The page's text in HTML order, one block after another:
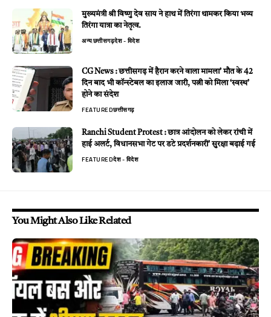
मुख्यमंत्री श्री विष्णु देव साय ने हाथ में तिरंगा थामकर किया भव्य
तिरंगा यात्रा का नेतृत्व.
अन्यछत्तीसगढ़देश - विदेश
CG News : छत्तीसगढ़ में हैरान करने वाला मामला’ मौत के 42
दिन बाद भी कॉन्स्टेबल का इलाज जारी, पत्नी को मिला ‘स्वस्थ’
होने का संदेश
FEATUREDछत्तीसगढ़
Ranchi Student Protest : छात्र आंदोलन को लेकर रांची में
हाई अलर्ट, विधानसभा गेट पर डटे प्रदर्शनकारी’ सुरक्षा बढ़ाई गई
FEATUREDदेश - विदेश
You Might Also Like Related